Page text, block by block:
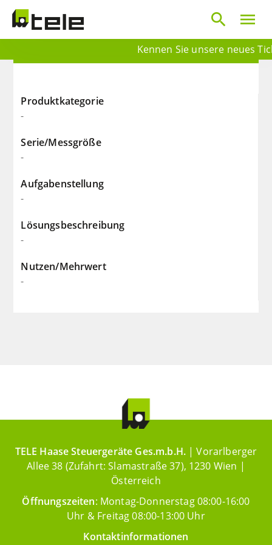
Kennen Sie unsere neues
menu
search
Produktkategorie
-
Serie/Messgröße
-
Aufgabenstellung
-
Lösungsbeschreibung
-
Nutzen/Mehrwert
-
TELE Haase Steuergeräte Ges.m.b.H. | Vorarlberger
Allee 38 (Zufahrt: Slamastraße 37), 1230 Wien |
Österreich
Öffnungszeiten: Montag-Donnerstag 08:00-16:00
Uhr & Freitag 08:00-13:00 Uhr
Kontaktinformationen